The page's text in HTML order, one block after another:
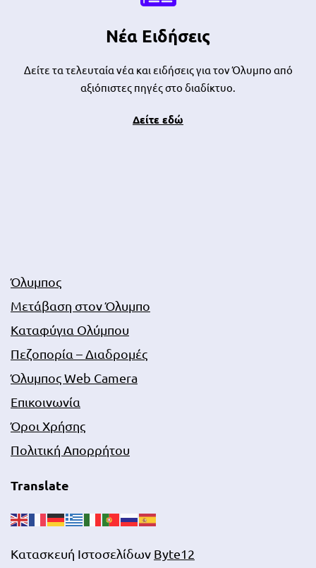
Νέα Ειδήσεις
Δείτε τα τελευταία νέα και ειδήσεις για τον Όλυμπο από
αξιόπιστες πηγές στο διαδίκτυο.
Δείτε εδώ
Όλυμπος
Μετάβαση στον Όλυμπο
Καταφύγια Ολύμπου
Πεζοπορία – Διαδρομές
Όλυμπος Web Camera
Επικοινωνία
Όροι Χρήσης
Πολιτική Απορρήτου
Translate
Κατασκευή Ιστοσελίδων Byte12